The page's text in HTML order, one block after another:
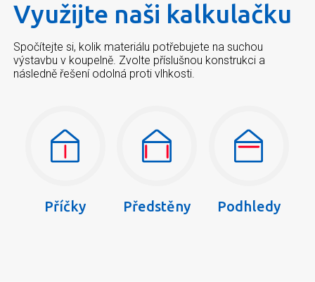
Využijte naši kalkulačku
Spočítejte si, kolik materiálu potřebujete na suchou
výstavbu v koupelně. Zvolte příslušnou konstrukci a
následně řešení odolná proti vlhkosti.
Příčky Předstěny Podhledy